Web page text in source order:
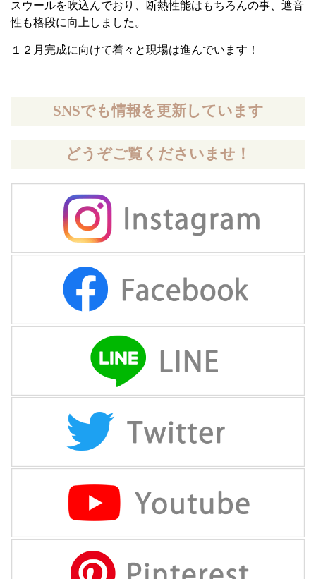
スウールを吹込んでおり、断熱性能はもちろんの事、遮音
性も格段に向上しました。
１２月完成に向けて着々と現場は進んでいます！
SNSでも情報を更新しています
どうぞご覧くださいませ！